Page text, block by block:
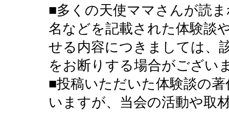
■多くの天使ママさんが読
名などを記載された体験談
せる内容につきましては、
をお断りする場合がござい
■投稿いただいた体験談の
いますが、当会の活動や取